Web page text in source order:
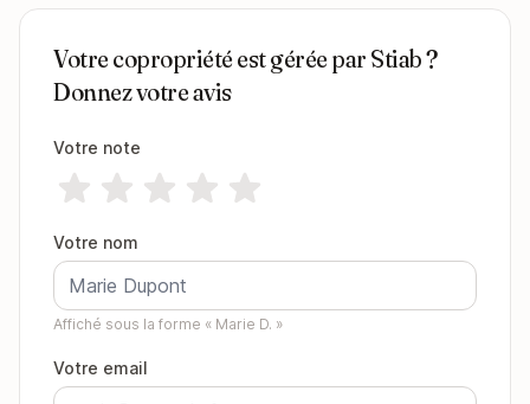
Votre copropriété est gérée par Stiab ?
Donnez votre avis
Votre note
Votre nom
Affiché sous la forme « Marie D. »
Votre email